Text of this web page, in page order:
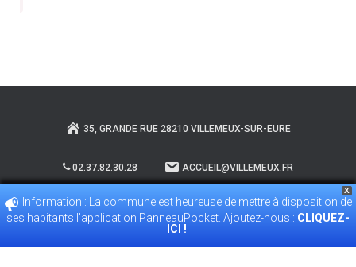
35, GRANDE RUE 28210 VILLEMEUX-SUR-EURE
02.37.82.30.28 ACCUEIL@VILLEMEUX.FR
POLITIQUE DE CONFIDENTIALITÉ
X
Information : La commune est heureuse de mettre à disposition de
ses habitants l’application PanneauPocket. Ajoutez-nous : CLIQUEZ-
ICI !